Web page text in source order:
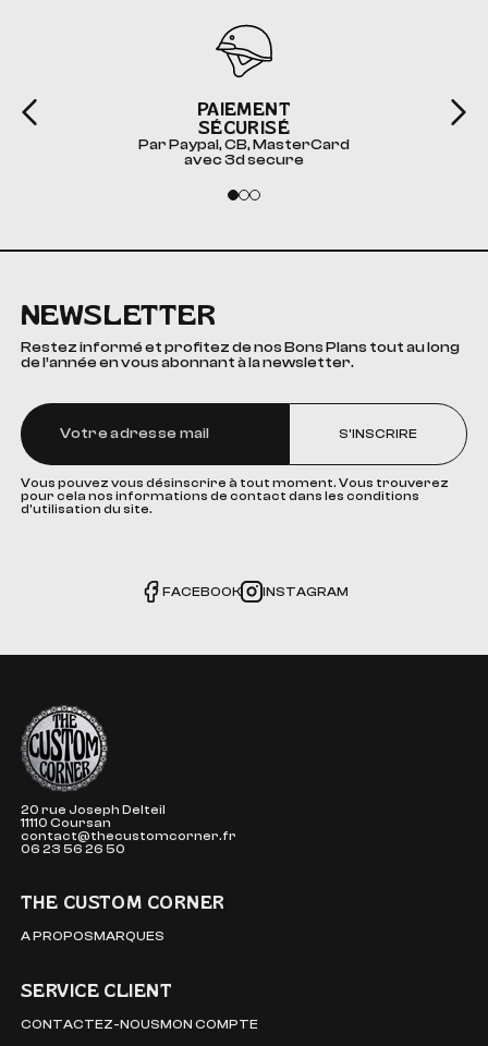
PAIEMENT
SÉCURISÉ
Par Paypal, CB, MasterCard
avec 3d secure
NEWSLETTER
Restez informé et profitez de nos Bons Plans tout au long
de l’année en vous abonnant à la newsletter.
S'INSCRIRE
Vous pouvez vous désinscrire à tout moment. Vous trouverez
pour cela nos informations de contact dans les conditions
d'utilisation du site.
FACEBOOK INSTAGRAM
The Custom Corner
20 rue Joseph Delteil
11110 Coursan
contact@thecustomcorner.fr
06 23 56 26 50
THE CUSTOM CORNER
A PROPOSMARQUES
SERVICE CLIENT
CONTACTEZ-NOUSMON COMPTE